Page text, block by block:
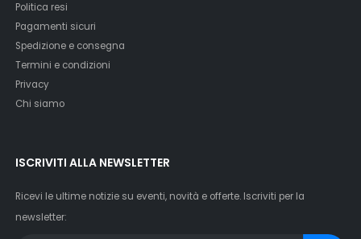
Politica resi
Pagamenti sicuri
Spedizione e consegna
Termini e condizioni
Privacy
Chi siamo
ISCRIVITI ALLA NEWSLETTER
Ricevi le ultime notizie su eventi, novità e offerte. Iscriviti per la
newsletter: